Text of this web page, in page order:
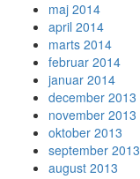
maj 2014
april 2014
marts 2014
februar 2014
januar 2014
december 2013
november 2013
oktober 2013
september 2013
august 2013